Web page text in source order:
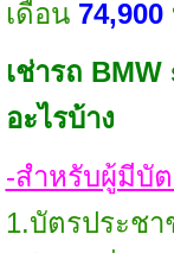
เดือน 74,900
เช่ารถ
อะไรบ้าง
-สำหรับผู้มีบั
1.บัตรประช